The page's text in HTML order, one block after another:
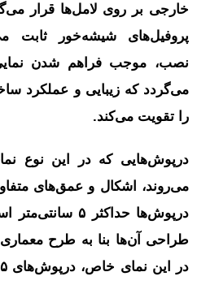
خارجی بر روی لامل‌ها قرار
پروفیل‌های شیشه‌خور ثابت
نصب، موجب فراهم شدن
می‌گردد که زیبایی و عملکرد
را تقویت می‌کند.
درپوش‌هایی که در این نوع
می‌روند، اشکال و عمق‌های
درپوش‌ها حداکثر
طراحی آن‌ها بنا به طرح